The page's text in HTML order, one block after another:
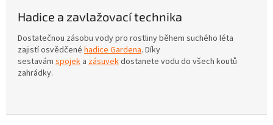
Hadice a zavlažovací technika
Dostatečnou zásobu vody pro rostliny během suchého léta
zajistí osvědčené hadice Gardena. Díky
sestavám spojek a zásuvekdostanete vodu do všech koutů
zahrádky.